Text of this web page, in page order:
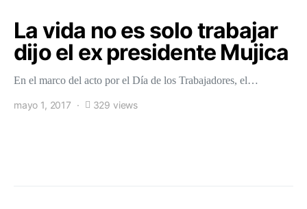
La vida no es solo trabajar
dijo el ex presidente Mujica
En el marco del acto por el Día de los Trabajadores, el…
mayo 1, 2017 329 views